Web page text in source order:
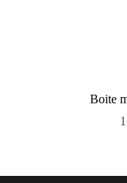
Boite